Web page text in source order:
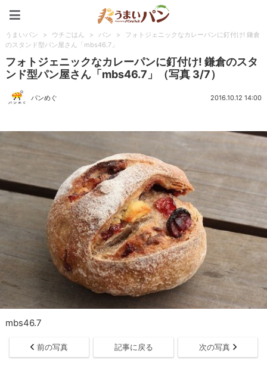
うまいパン > ウチごはん > パン >
フォトジェニックなカレーパンに釘付け! 鎌倉
のスタンド型パン屋さん「mbs46.7」
フォトジェニックなカレーパンに釘付け! 鎌倉のスタ
ンド型パン屋さん「mbs46.7」（写真 3/7）
パンめぐ 2016.10.12 14:00
mbs46.7
前の写真 記事に戻る 次の写真